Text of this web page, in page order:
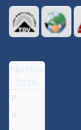
Ağustos
2026
P
S